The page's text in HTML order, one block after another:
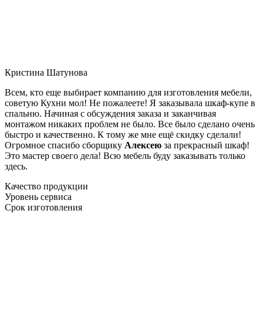
Кристина Шатунова
Всем, кто еще выбирает компанию для изготовления мебели,
советую Кухни мол! Не пожалеете! Я заказывала шкаф-купе в
спальню. Начиная с обсуждения заказа и заканчивая
монтажом никаких проблем не было. Все было сделано очень
быстро и качественно. К тому же мне ещё скидку сделали!
Огромное спасибо сборщику Алексею за прекрасный шкаф!
Это мастер своего дела! Всю мебель буду заказывать только
здесь.
Качество продукции
Уровень сервиса
Срок изготовления